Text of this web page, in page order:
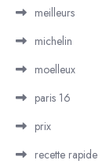
meilleurs
michelin
moelleux
paris 16
prix
recette rapide